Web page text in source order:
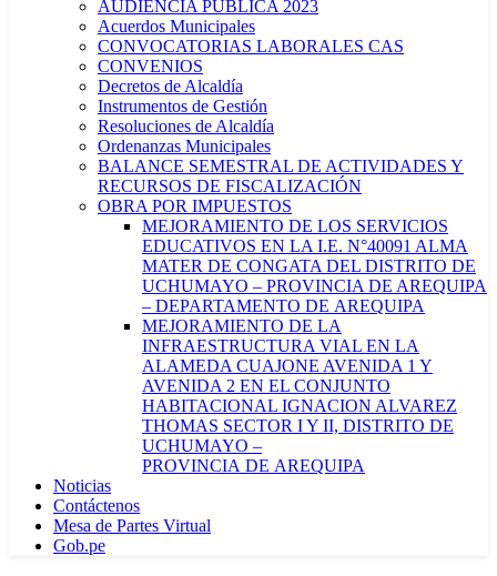
AUDIENCIA PÚBLICA 2023
Acuerdos Municipales
CONVOCATORIAS LABORALES CAS
CONVENIOS
Decretos de Alcaldía
Instrumentos de Gestión
Resoluciones de Alcaldía
Ordenanzas Municipales
BALANCE SEMESTRAL DE ACTIVIDADES Y
RECURSOS DE FISCALIZACIÓN
OBRA POR IMPUESTOS
MEJORAMIENTO DE LOS SERVICIOS
EDUCATIVOS EN LA I.E. N°40091 ALMA
MATER DE CONGATA DEL DISTRITO DE
UCHUMAYO – PROVINCIA DE AREQUIPA
– DEPARTAMENTO DE AREQUIPA
MEJORAMIENTO DE LA
INFRAESTRUCTURA VIAL EN LA
ALAMEDA CUAJONE AVENIDA 1 Y
AVENIDA 2 EN EL CONJUNTO
HABITACIONAL IGNACION ALVAREZ
THOMAS SECTOR I Y II, DISTRITO DE
UCHUMAYO –
PROVINCIA DE AREQUIPA
Noticias
Contáctenos
Mesa de Partes Virtual
Gob.pe